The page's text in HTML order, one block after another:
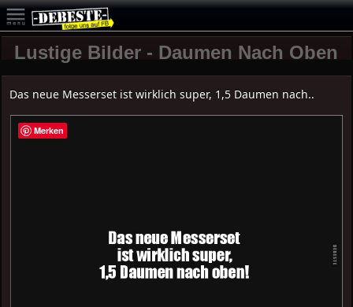
Lustige Bilder - Daumen Nach Oben
Das neue Messerset ist wirklich super, 1,5 Daumen nach..
Merken